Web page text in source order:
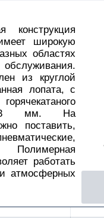
конструкция
широкую
областях
из круглой
лопата, с
3 мм. На
поставить,
работать
атмосферных